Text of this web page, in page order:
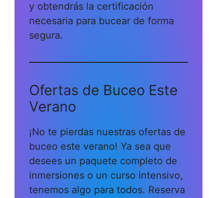
y obtendrás la certificación
necesaria para bucear de forma
segura.
Ofertas de Buceo Este
Verano
¡No te pierdas nuestras ofertas de
buceo este verano! Ya sea que
desees un paquete completo de
inmersiones o un curso intensivo,
tenemos algo para todos. Reserva